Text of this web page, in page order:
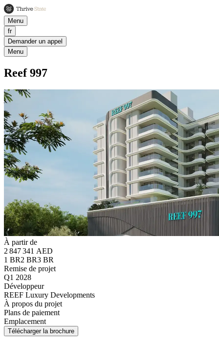
Menu
fr
Demander un appel
Menu
Reef 997
À partir de
2 847 341 AED
1 BR2 BR3 BR
Remise de projet
Q1 2028
Développeur
REEF Luxury Developments
À propos du projet
Plans de paiement
Emplacement
Télécharger la brochure